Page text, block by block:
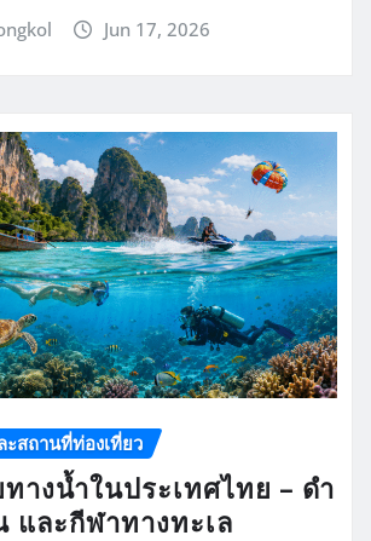
Jun 17, 2026
ะสถานที่ท่องเที่ยว
างน้ำในประเทศไทย – ดำ
และกีฬาทางทะเล